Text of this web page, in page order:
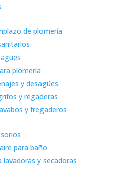
de plomería
plomería
y desagües
y regaderas
y fregaderos
para baño
lavadoras y secadoras